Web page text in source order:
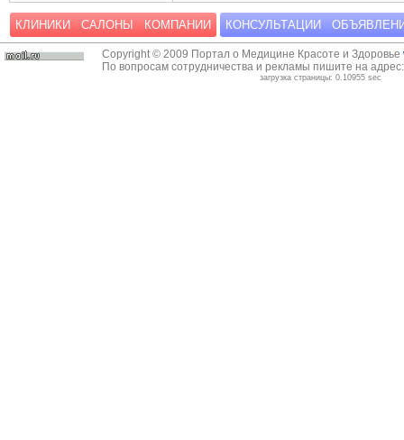
КЛИНИКИ САЛОНЫ КОМПАНИИ КОНСУЛЬТАЦИИ
Copyright © 2009 Портал о Медицине Красоте и Здоровье
По вопросам сотрудничества и рекламы пишите на
загрузка страницы: 0.10955 sec